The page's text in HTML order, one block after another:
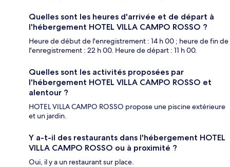
Quelles sont les heures d'arrivée et de départ à
l'hébergement HOTEL VILLA CAMPO ROSSO ?
Heure de début de l'enregistrement : 14 h 00 ; heure de fin de
l'enregistrement : 22 h 00. Heure de départ : 11 h 00.
Quelles sont les activités proposées par
l'hébergement HOTEL VILLA CAMPO ROSSO et
alentour ?
HOTEL VILLA CAMPO ROSSO propose une piscine extérieure
et un jardin.
Y a-t-il des restaurants dans l'hébergement HOTEL
VILLA CAMPO ROSSO ou à proximité ?
Oui, il y a un restaurant sur place.